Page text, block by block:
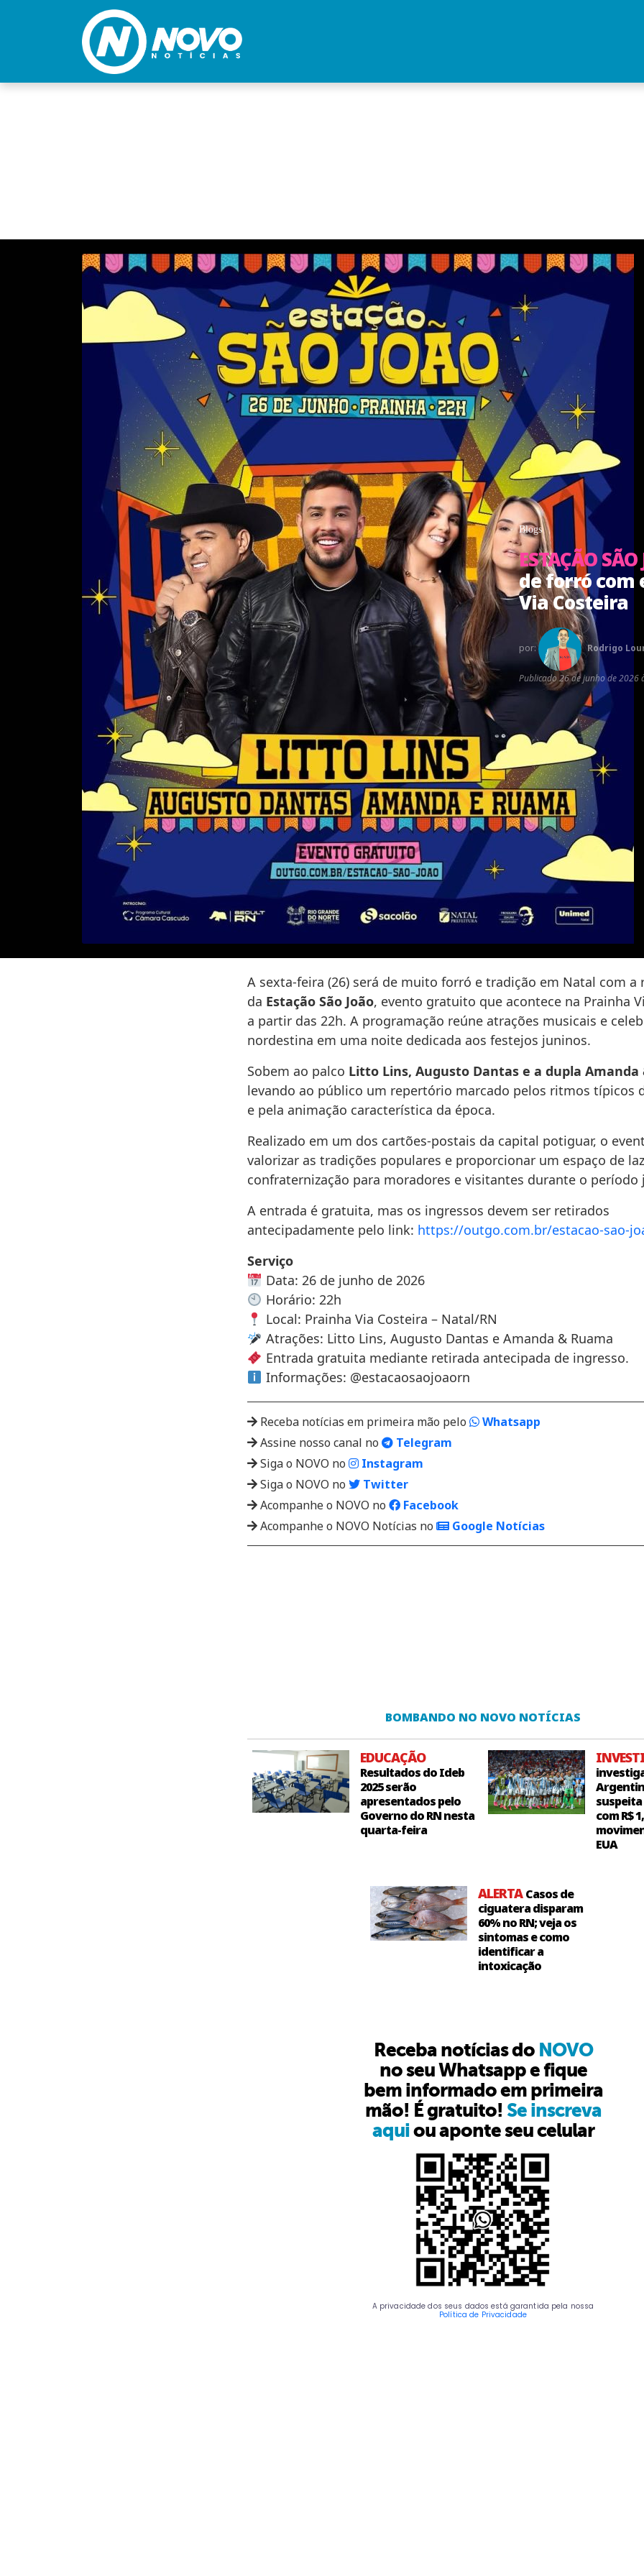
Blogs
ESTAÇÃO SÃO
de forró
Via Costeira
por: Rodrigo
Publicado 26 de junho de 2026
A sexta-feira (26) será de muito forró e tradição em Natal com a
da Estação São João, evento gratuito que acontece na Prainha
a partir das 22h. A programação reúne atrações musicais e
nordestina em uma noite dedicada aos festejos juninos.
Sobem ao palco Litto Lins, Augusto Dantas e a dupla Amanda
levando ao público um repertório marcado pelos ritmos típicos
e pela animação característica da época.
Realizado em um dos cartões-postais da capital potiguar, o
valorizar as tradições populares e proporcionar um espaço de
confraternização para moradores e visitantes durante o período
A entrada é gratuita, mas os ingressos devem ser retirados
antecipadamente pelo link: https://outgo.com.br/estacao-sao-
Serviço
Data: 26 de junho de 2026
Horário: 22h
Local: Prainha Via Costeira – Natal/RN
Atrações: Litto Lins, Augusto Dantas e Amanda & Ruama
Entrada gratuita mediante retirada antecipada de ingresso.
Informações: @estacaosaojoaorn
Receba notícias em primeira mão pelo
Whatsapp
Assine nosso canal no
Telegram
Siga o NOVO no
Instagram
Siga o NOVO no
Twitter
Acompanhe o NOVO no
Facebook
Acompanhe o NOVO Notícias no
Google Notícias
BOMBANDO NO NOVO NOTÍCIAS
EDUCAÇÃO
Resultados do Ideb
2025 serão
apresentados pelo
Governo do RN nesta
quarta-feira
com R$
EUA
ALERTACasos de
ciguatera disparam
60% no RN; veja os
sintomas e como
identificar a
intoxicação
Receba notícias do NOVO
no seu Whatsapp e fique
bem informado em primeira
mão! É gratuito! Se inscreva
aquiou aponte seu celular
A privacidade dos seus dados está garantida pela nossa
Política de Privacidade